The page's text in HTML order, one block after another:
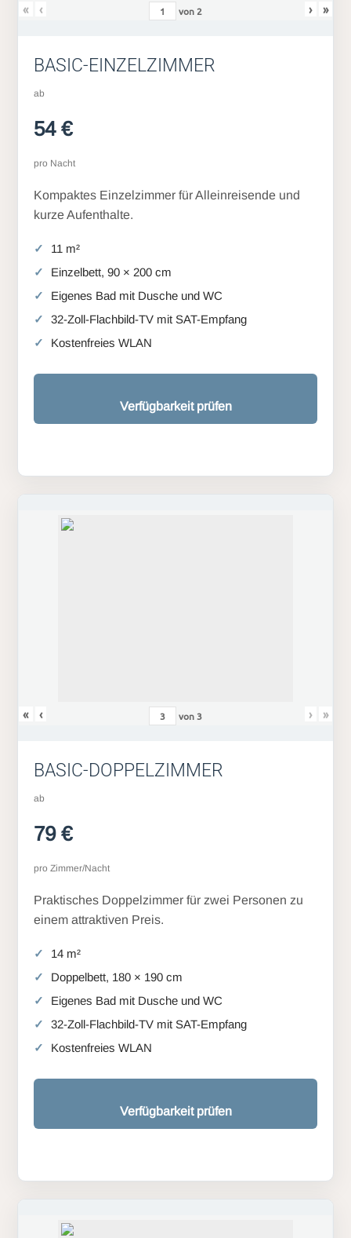
« ‹ von 2 › »
BASIC-EINZELZIMMER
ab
54 €
pro Nacht
Kompaktes Einzelzimmer für Alleinreisende und
kurze Aufenthalte.
11 m²
Einzelbett, 90 × 200 cm
Eigenes Bad mit Dusche und WC
32-Zoll-Flachbild-TV mit SAT-Empfang
Kostenfreies WLAN
Verfügbarkeit prüfen
« ‹ von3 › »
BASIC-DOPPELZIMMER
ab
79 €
pro Zimmer/Nacht
Praktisches Doppelzimmer für zwei Personen zu
einem attraktiven Preis.
14 m²
Doppelbett, 180 × 190 cm
Eigenes Bad mit Dusche und WC
32-Zoll-Flachbild-TV mit SAT-Empfang
Kostenfreies WLAN
Verfügbarkeit prüfen